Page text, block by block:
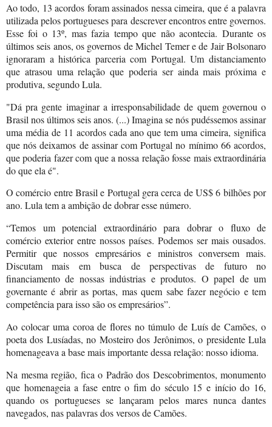
Ao todo, 13 acordos foram assinados nessa cimeira, que é a palavra
utilizada pelos portugueses para descrever encontros entre governos.
Esse foi o 13º, mas fazia tempo que não acontecia. Durante os
últimos seis anos, os governos de Michel Temer e de Jair Bolsonaro
ignoraram a histórica parceria com Portugal. Um distanciamento
que atrasou uma relação que poderia ser ainda mais próxima e
produtiva, segundo Lula.
"Dá pra gente imaginar a irresponsabilidade de quem governou o
Brasil nos últimos seis anos. (...) Imagina se nós pudéssemos assinar
uma média de 11 acordos cada ano que tem uma cimeira, significa
que nós deixamos de assinar com Portugal no mínimo 66 acordos,
que poderia fazer com que a nossa relação fosse mais extraordinária
do que ela é".
O comércio entre Brasil e Portugal gera cerca de US$ 6 bilhões por
ano. Lula tem a ambição de dobrar esse número.
“Temos um potencial extraordinário para dobrar o fluxo de
comércio exterior entre nossos países. Podemos ser mais ousados.
Permitir que nossos empresários e ministros conversem mais.
Discutam mais em busca de perspectivas de futuro no
financiamento de nossas indústrias e produtos. O papel de um
governante é abrir as portas, mas quem sabe fazer negócio e tem
competência para isso são os empresários”.
Ao colocar uma coroa de flores no túmulo de Luís de Camões, o
poeta dos Lusíadas, no Mosteiro dos Jerônimos, o presidente Lula
homenageava a base mais importante dessa relação: nosso idioma.
Na mesma região, fica o Padrão dos Descobrimentos, monumento
que homenageia a fase entre o fim do século 15 e início do 16,
quando os portugueses se lançaram pelos mares nunca dantes
navegados, nas palavras dos versos de Camões.